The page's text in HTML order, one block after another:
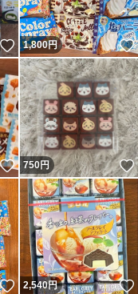
いいね！
1,800円
いいね！
750円
いいね！
2,540円